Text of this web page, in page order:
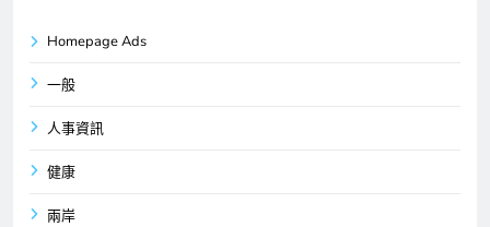
Homepage Ads
一般
人事資訊
健康
兩岸